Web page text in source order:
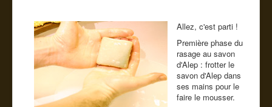
Allez, c'est parti !
Première phase du
rasage au savon
d'Alep : frotter le
savon d'Alep dans
ses mains pour le
faire le mousser.